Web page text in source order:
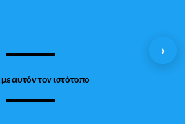
με αυτόν τον ιστότοπο
›